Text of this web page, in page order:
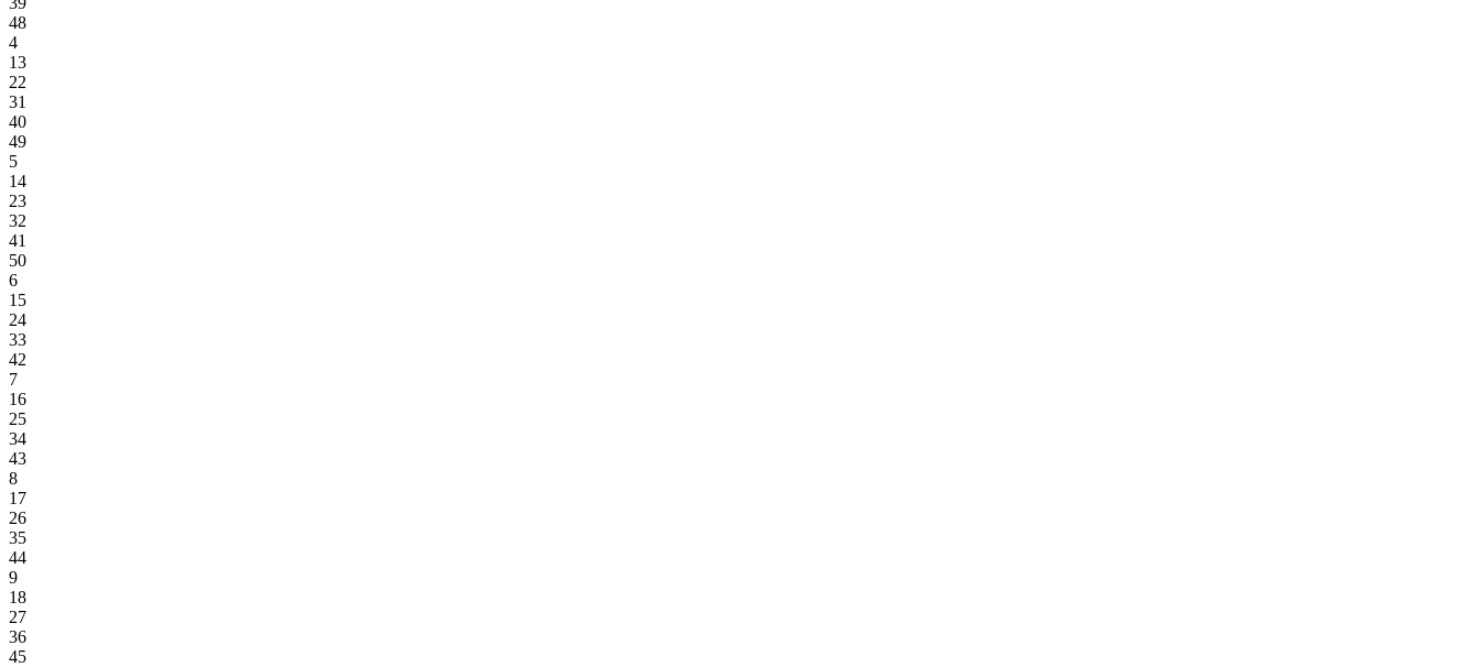
48
4
13
22
31
40
49
5
14
23
32
41
50
6
15
24
33
42
7
16
25
34
43
8
17
26
35
44
9
18
27
36
45